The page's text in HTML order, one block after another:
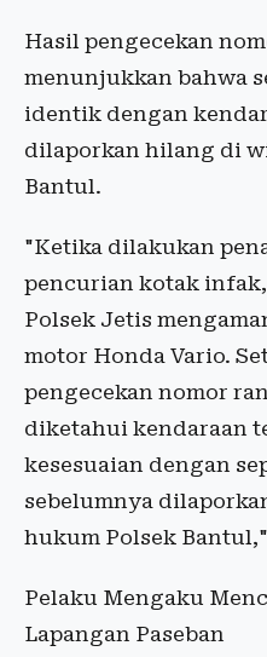
Hasil pengecekan
menunjukkan bahwa
identik dengan
dilaporkan hilang di
Bantul.
"Ketika dilakukan
pencurian kotak
Polsek Jetis
motor Honda Vario.
pengecekan nomor
diketahui kendaraan
kesesuaian dengan
sebelumnya
hukum Polsek
Pelaku Mengaku
Lapangan Paseban